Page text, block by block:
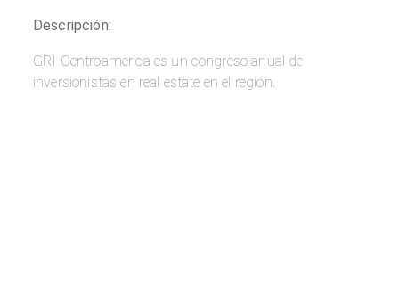
Descripción:
GRI Centroamerica es un congreso anual de
inversionistas en real estate en el región.